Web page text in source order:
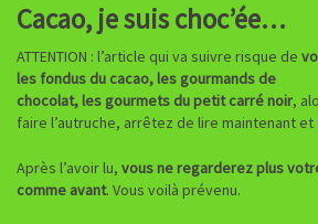
Cacao, je suis choc’ée…
ATTENTION : l’article qui va suivre risque de
les fondus du cacao, les gourmands de
chocolat, les gourmets du petit carré noir,
faire l’autruche, arrêtez de lire maintenant
Après l’avoir lu, vous ne regarderez plus
comme avant. Vous voilà prévenu.